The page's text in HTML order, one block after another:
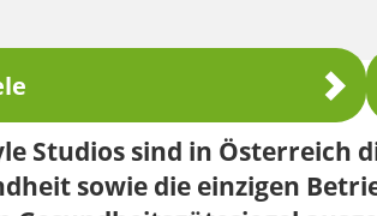
Studios sind in Österreich
sowie die einzigen